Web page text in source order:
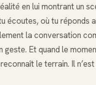
en lui montrant un
écoutes, où tu réponds
la conversation
geste. Et quand le
le terrain. Il